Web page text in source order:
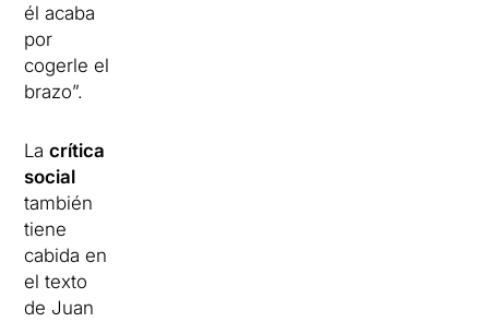
él acaba
por
cogerle el
brazo”.
Lacrítica
social
también
tiene
cabida en
el texto
de Juan